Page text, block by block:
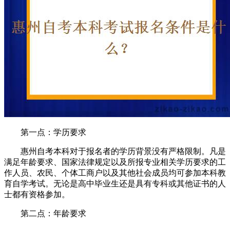
第一点：学历要求
惠州自考本科对于报名者的学历背景没有严格限制。凡是
满足年龄要求、国家法律规定以及所报专业相关学历要求的工
作人员、农民、个体工商户以及其他社会成员均可参加本科教
育自学考试。无论是高中毕业生还是具有专科或其他证书的人
士都有资格参加。
第二点：年龄要求